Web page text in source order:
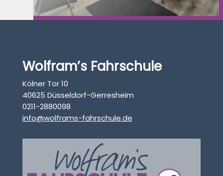
Wolfram’s Fahrschule
Kölner Tor 10
40625 Düsseldorf-Gerresheim
0211-2880098
info@wolframs-fahrschule.de